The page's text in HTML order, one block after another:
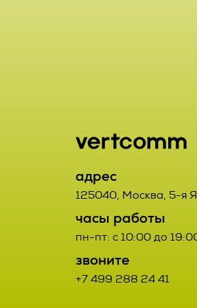
адрес
125040, Москва, 5-я
часы работы
пн-пт: с 10:00 до
звоните
+7 499 288 24 41